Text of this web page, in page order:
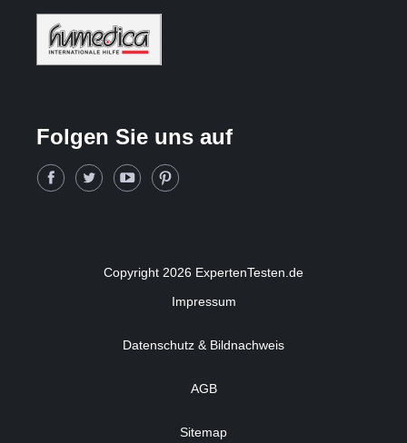
Folgen Sie uns auf
Copyright 2026 ExpertenTesten.de
Impressum
Datenschutz & Bildnachweis
AGB
Sitemap